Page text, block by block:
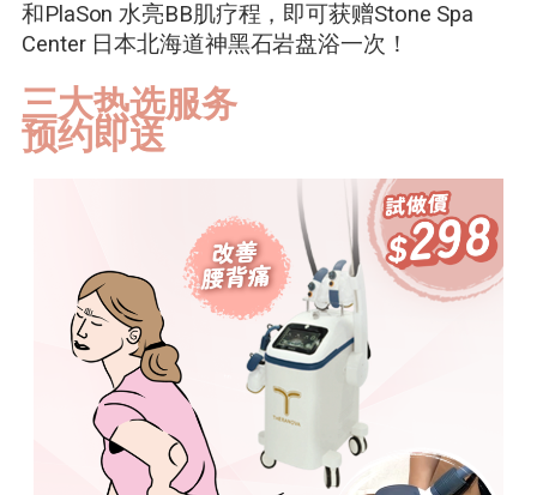
和PlaSon 水亮BB肌疗程，即可获赠Stone Spa
Center 日本北海道神黑石岩盘浴一次！
三大热选服务
预约即送